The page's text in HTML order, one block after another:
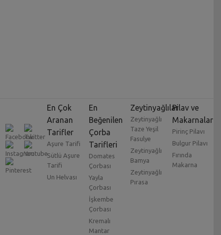
En Çok
Aranan
Tarifler
Aşure Tarifi
Sütlü Aşure
Tarifi
Un Helvası
En
Beğenilen
Çorba
Tarifleri
Domates
Çorbası
Yayla
Çorbası
İşkembe
Çorbası
Kremalı
Mantar
Zeytinyağlılar
Zeytinyağlı
Taze Yeşil
Fasulye
Zeytinyağlı
Bamya
Zeytinyağlı
Pırasa
Pilav ve
Makarnalar
Pirinç Pilavı
Bulgur Pilavı
Fırında
Makarna